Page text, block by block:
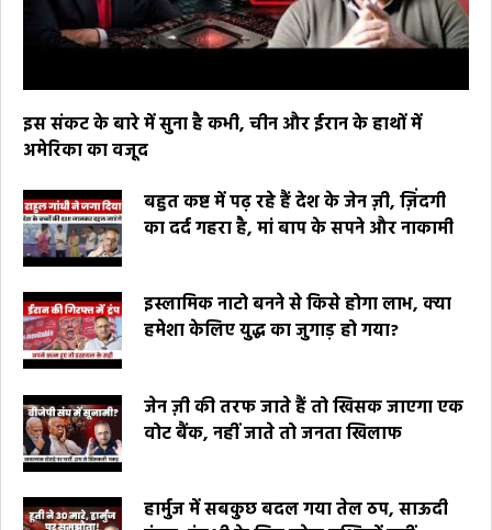
इस संकट के बारे में सुना है कभी, चीन और ईरान के हाथों में
अमेरिका का वजूद
बहुत कष्ट में पढ़ रहे हैं देश के जेन ज़ी, ज़िंदगी
का दर्द गहरा है, मां बाप के सपने और नाकामी
इस्लामिक नाटो बनने से किसे होगा लाभ, क्या
हमेशा केलिए युद्ध का जुगाड़ हो गया?
जेन ज़ी की तरफ जाते हैं तो खिसक जाएगा एक
वोट बैंक, नहीं जाते तो जनता खिलाफ
हार्मुज में सबकुछ बदल गया तेल ठप, साऊदी